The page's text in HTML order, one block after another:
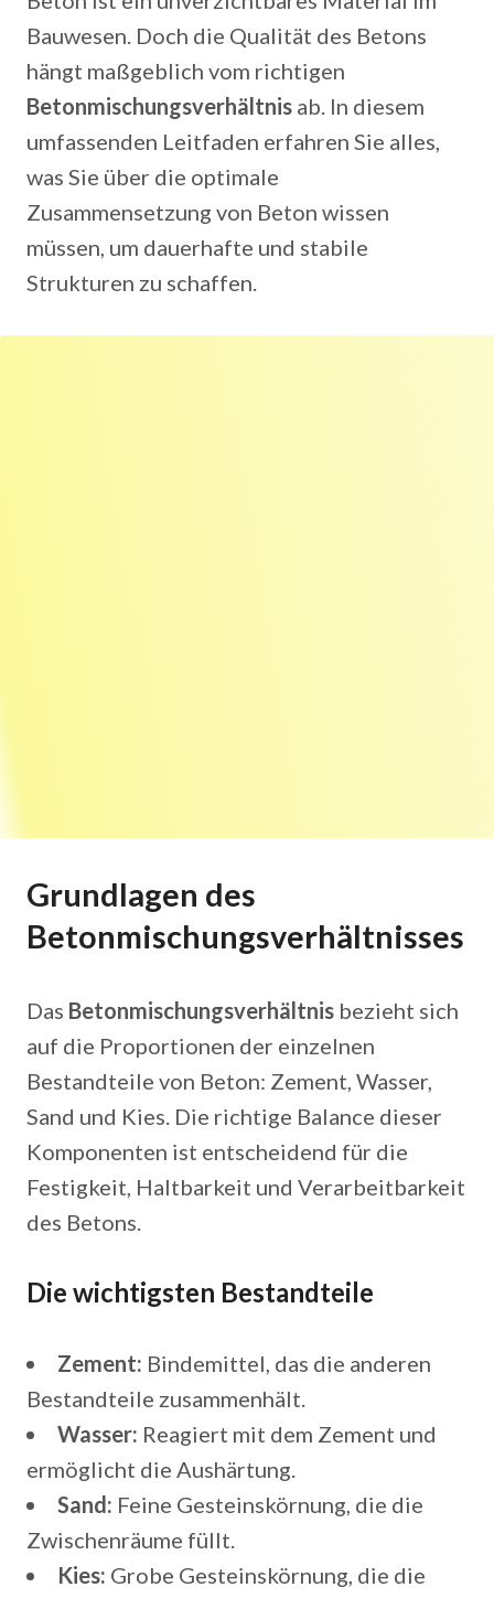
Bauwesen. Doch die Qualität des Betons
hängt maßgeblich vom richtigen
Betonmischungsverhältnis ab. In diesem
umfassenden Leitfaden erfahren Sie alles,
was Sie über die optimale
Zusammensetzung von Beton wissen
müssen, um dauerhafte und stabile
Strukturen zu schaffen.
Grundlagen des
Betonmischungsverhältnisses
Das Betonmischungsverhältnis bezieht sich
auf die Proportionen der einzelnen
Bestandteile von Beton: Zement, Wasser,
Sand und Kies. Die richtige Balance dieser
Komponenten ist entscheidend für die
Festigkeit, Haltbarkeit und Verarbeitbarkeit
des Betons.
Die wichtigsten Bestandteile
Zement: Bindemittel, das die anderen
Bestandteile zusammenhält.
Wasser: Reagiert mit dem Zement und
ermöglicht die Aushärtung.
Sand: Feine Gesteinskörnung, die die
Zwischenräume füllt.
Kies: Grobe Gesteinskörnung, die die